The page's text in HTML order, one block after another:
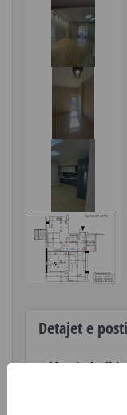
Detajet e
Rruga Xhanfize